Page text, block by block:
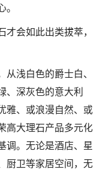
。
才会如此出类拔萃，
从浅白色的爵士白、
、深灰色的意大利
雅、或浪漫自然、或
高大理石产品多元化
调。无论是酒店、星
厨卫等家居空间，无